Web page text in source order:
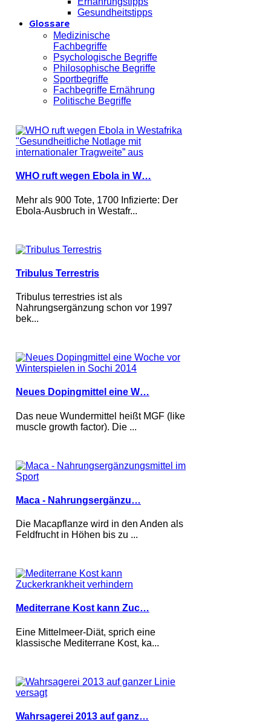
Gesundheitstipps
Glossare
Medizinische
Fachbegriffe
Psychologische Begriffe
Philosophische Begriffe
Sportbegriffe
Fachbegriffe Ernährung
Politische Begriffe
WHO ruft wegen Ebola in W…
Mehr als 900 Tote, 1700 Infizierte: Der
Ebola-Ausbruch in Westafr...
Tribulus Terrestris
Tribulus terrestries ist als
Nahrungsergänzung schon vor 1997
bek...
Neues Dopingmittel eine W…
Das neue Wundermittel heißt MGF (like
muscle growth factor). Die ...
Maca - Nahrungsergänzu…
Die Macapflanze wird in den Anden als
Feldfrucht in Höhen bis zu ...
Mediterrane Kost kann Zuc…
Eine Mittelmeer-Diät, sprich eine
klassische Mediterrane Kost, ka...
Wahrsagerei 2013 auf ganz…